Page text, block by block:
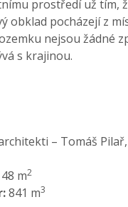
prostředí už tím,
obklad pocházejí z
nejsou žádné
s krajinou.
– Tomáš
m2
841 m3